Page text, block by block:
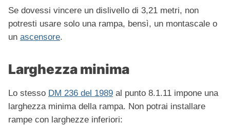
Se dovessi vincere un dislivello di 3,21 metri, non
potresti usare solo una rampa, bensì, un montascale o
un ascensore.
Larghezza minima
Lo stesso DM 236 del 1989 al punto 8.1.11 impone una
larghezza minima della rampa. Non potrai installare
rampe con larghezze inferiori: